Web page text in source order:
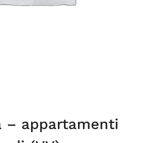
– appartamenti